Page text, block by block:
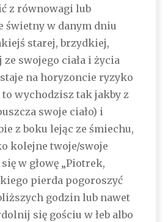
z równowagi lub
świetny w danym dniu
starej, brzydkiej,
swojego ciała i życia
na horyzoncie ryzyko
wychodzisz tak jakby z
swoje ciało) i
z boku lejąc ze śmiechu,
kolejne twoje/swoje
w głowę „Piotrek,
pierda pogoroszyć
godzin lub nawet
się gościu w łeb albo